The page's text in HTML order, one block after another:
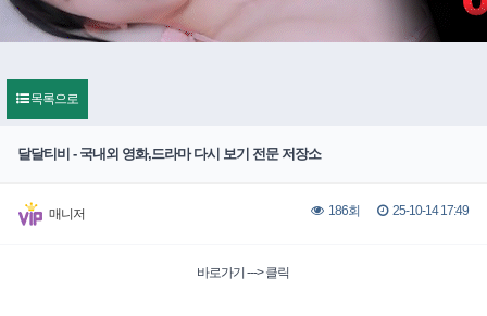
목록으로
달달티비 - 국내외 영화,드라마 다시 보기 전문 저장소
매니저 186회 25-10-14 17:49
바로가기 ---> 클릭